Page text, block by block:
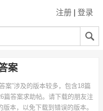
注册 登录
案
案”涉及的版本较多，包含18篇
篇答案求助帖。请下载的朋友注
版本，以免下载到错误的版本。